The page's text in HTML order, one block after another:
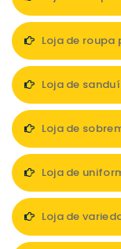
Loja de roupa
Loja de
Loja de
Loja de
Loja de